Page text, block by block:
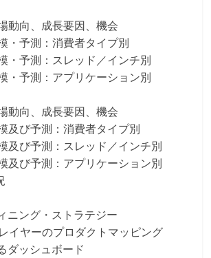
動向、成長要因、機会
・予測：消費者タイプ別
・予測：スレッド／インチ別
・予測：アプリケーション別
動向、成長要因、機会
及び予測：消費者タイプ別
及び予測：スレッド／インチ別
及び予測：アプリケーション別
ニング・ストラテジー
イヤーのプロダクトマッピング
ダッシュボード